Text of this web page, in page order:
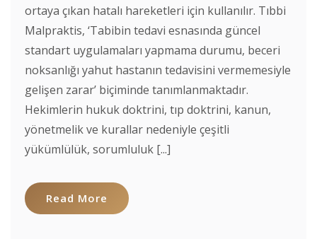
ortaya çıkan hatalı hareketleri için kullanılır. Tıbbi
Malpraktis, ‘Tabibin tedavi esnasında güncel
standart uygulamaları yapmama durumu, beceri
noksanlığı yahut hastanın tedavisini vermemesiyle
gelişen zarar’ biçiminde tanımlanmaktadır.
Hekimlerin hukuk doktrini, tıp doktrini, kanun,
yönetmelik ve kurallar nedeniyle çeşitli
yükümlülük, sorumluluk [...]
Read More